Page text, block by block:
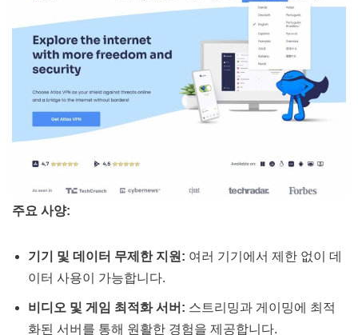
주요 사양:
기기 및 데이터 무제한 지원: 여러 기기에서 제한 없이 데
이터 사용이 가능합니다.
비디오 및 게임 최적화 서버: 스트리밍과 게이밍에 최적
화된 서버를 통해 원활한 경험을 제공합니다.